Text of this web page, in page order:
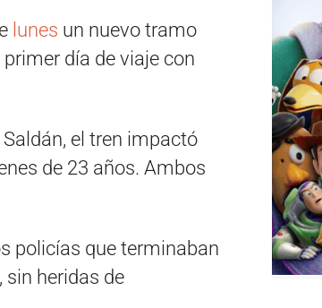
lunes un nuevo tramo
día de viaje con
el tren impactó
de 23 años. Ambos
policías que terminaban
sin heridas de